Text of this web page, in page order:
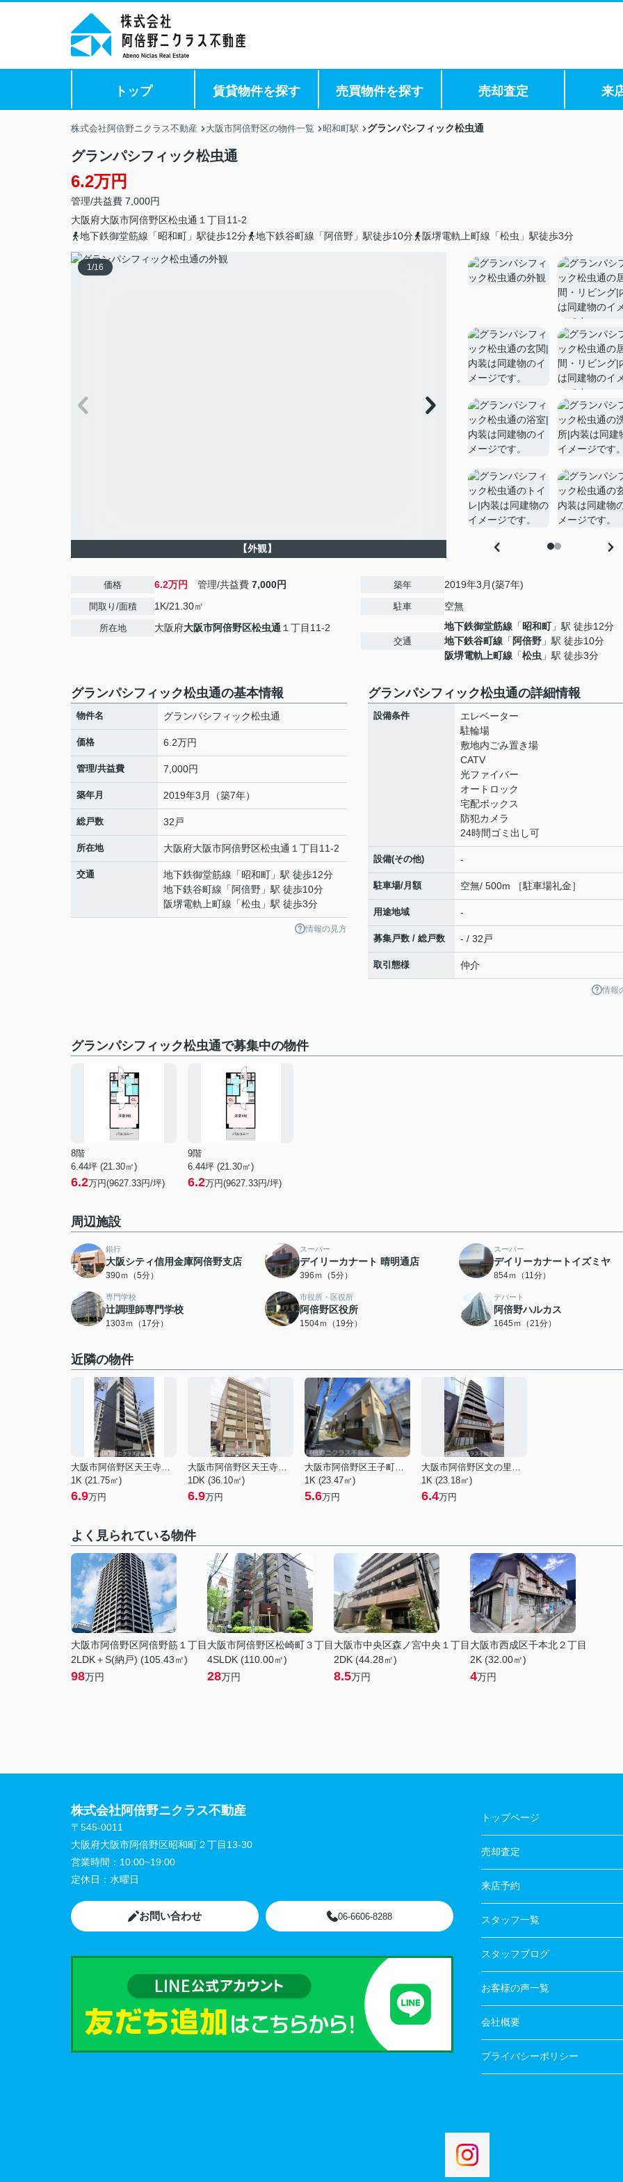
トップ 賃貸物件を探す 売買物件を探す 売却査定 来
株式会社阿倍野ニクラス不動産 大阪市阿倍野区の物件一覧 昭和町駅 グランパシフィック松虫通
グランパシフィック松虫通
6.2万円
管理/共益費 7,000円
大阪府大阪市阿倍野区松虫通 １丁目11-2
地下鉄御堂筋線「昭和町」駅徒歩12分
地下鉄谷町線「阿倍野」駅徒歩10分 阪堺電軌上町線「松虫」駅徒歩3分
1/16
【外観】
価格 6.2万円 管理/共益費 7,000円
間取り/面積 1K/21.30㎡
所在地 大阪府大阪市阿倍野区松虫通 １丁目11-2
築年 2019年3月(築7年)
駐車 空無
交通
地下鉄御堂筋線 「昭和町」駅 徒歩12分
地下鉄谷町線 「 阿倍野 」駅 徒歩10分
阪堺電軌上町線 「松虫 」駅 徒歩3分
グランパシフィック松虫通の基本情報
物件名 グランパシフィック松虫通
価格 6.2万円
管理/共益費 7,000円
築年月 2019年3月（築7年）
総戸数 32戸
所在地 大阪府大阪市阿倍野区松虫通 １丁目11-2
交通 地下鉄御堂筋線 「昭和町 」駅 徒歩12分
地下鉄谷町線 「 阿倍野 」駅 徒歩10分
阪堺電軌上町線 「松虫 」駅 徒歩3分
情報の見方
グランパシフィック松虫通の詳細情報
設備条件
エレベーター
駐輪場
敷地内ごみ置き場
CATV
光ファイバー
オートロック
宅配ボックス
防犯カメラ
24時間ゴミ出し可
設備(その他) -
駐車場/月額 空無/ 500m ［駐車場礼金］
用途地域 -
募集戸数 / 総戸数 - / 32戸
取引態様 仲介
情報
グランパシフィック松虫通で募集中の物件
8階
6.44坪 (21.30㎡)
6.2万円(9627.33円/坪)
9階
6.44坪 (21.30㎡)
6.2万円(9627.33円/坪)
周辺施設
銀行
大阪シティ信用金庫阿倍野支店
390ｍ（5分）
スーパー
デイリーカナート 晴明通店
396ｍ（5分）
スーパー
デイリーカナートイズミヤ
854ｍ（11分）
専門学校
辻調理師専門学校
1303ｍ（17分）
市役所・区役所
阿倍野区役所
1504ｍ（19分）
デパート
阿倍野ハルカス
1645ｍ（21分）
近隣の物件
大阪市阿倍野区天王寺町南３丁目
1K (21.75㎡)
6.9万円
大阪市阿倍野区天王寺町南３丁目
1DK (36.10㎡)
6.9万円
大阪市阿倍野区王子町３丁目
1K (23.47㎡)
5.6万円
大阪市阿倍野区文の里４丁目
1K (23.18㎡)
6.4万円
よく見られている物件
大阪市阿倍野区阿倍野筋１丁目
2LDK＋S(納戸) (105.43㎡)
98万円
大阪市阿倍野区松崎町３丁目
4SLDK (110.00㎡)
28万円
大阪市中央区森ノ宮中央１丁目
2DK (44.28㎡)
8.5万円
大阪市西成区千本北２丁目
2K (32.00㎡)
4万円
株式会社阿倍野ニクラス不動産
〒545-0011
大阪府大阪市阿倍野区昭和町２丁目13-30
営業時間： 10:00~19:00
定休日： 水曜日
お問い合わせ 06-6606-8288
トップページ
売却査定
来店予約
スタッフ一覧
スタッフブログ
お客様の声一覧
会社概要
プライバシーポリシー